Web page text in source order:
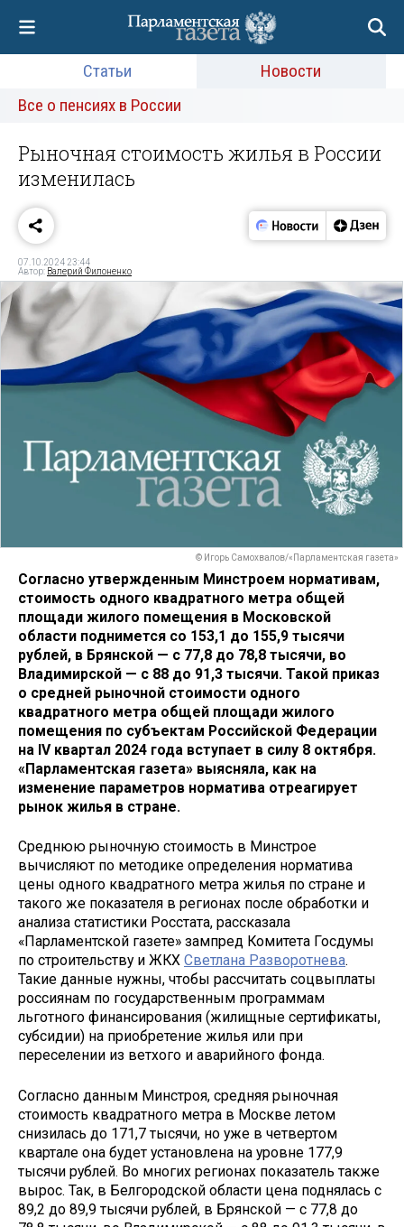
Статьи
Новости
Все о пенсиях в России
Рыночная стоимость жилья в России
изменилась
07.10.2024 23:44
Автор: Валерий Филоненко
© Игорь Самохвалов/«Парламентская газета»
Согласно утвержденным Минстроем нормативам,
стоимость одного квадратного метра общей
площади жилого помещения в Московской
области поднимется со 153,1 до 155,9 тысячи
рублей, в Брянской — с 77,8 до 78,8 тысячи, во
Владимирской — с 88 до 91,3 тысячи. Такой приказ
о средней рыночной стоимости одного
квадратного метра общей площади жилого
помещения по субъектам Российской Федерации
на IV квартал 2024 года вступает в силу 8 октября.
«Парламентская газета» выясняла, как на
изменение параметров норматива отреагирует
рынок жилья в стране.
Среднюю рыночную стоимость в Минстрое
вычисляют по методике определения норматива
цены одного квадратного метра жилья по стране и
такого же показателя в регионах после обработки и
анализа статистики Росстата, рассказала
«Парламентской газете» зампред Комитета Госдумы
по строительству и ЖКХ Светлана Разворотнева.
Такие данные нужны, чтобы рассчитать соцвыплаты
россиянам по государственным программам
льготного финансирования (жилищные сертификаты,
субсидии) на приобретение жилья или при
переселении из ветхого и аварийного фонда.
Согласно данным Минстроя, средняя рыночная
стоимость квадратного метра в Москве летом
снизилась до 171,7 тысячи, но уже в четвертом
квартале она будет установлена на уровне 177,9
тысячи рублей. Во многих регионах показатель также
вырос. Так, в Белгородской области цена поднялась с
89,2 до 89,9 тысячи рублей, в Брянской — с 77,8 до